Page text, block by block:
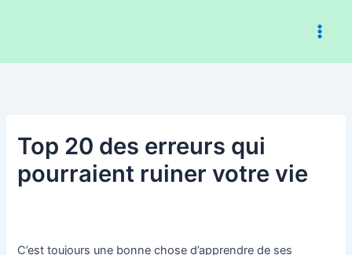
Top 20 des erreurs qui
pourraient ruiner votre vie
C’est toujours une bonne chose d’apprendre de ses